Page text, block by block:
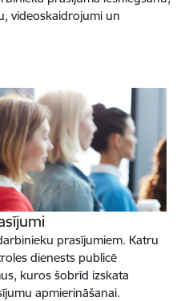
videoskaidrojumi un
prasījumiem. Katru
dienests publicē
kuros šobrīd izskata
apmierināšanai.